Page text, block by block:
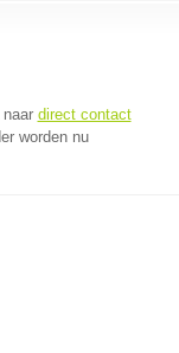
direct contact
worden nu